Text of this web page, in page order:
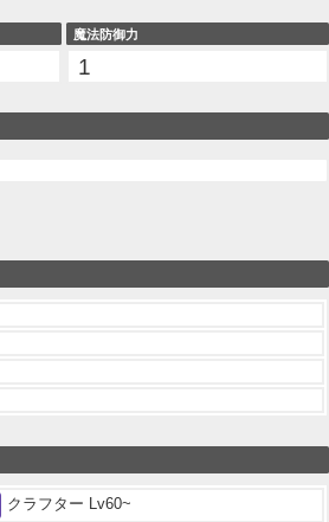
魔法防御力
1
クラフター Lv60~